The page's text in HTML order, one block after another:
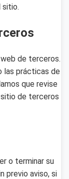
sitio.
de terceros.
las prácticas de
que revise
de terceros
o terminar su
previo aviso, si